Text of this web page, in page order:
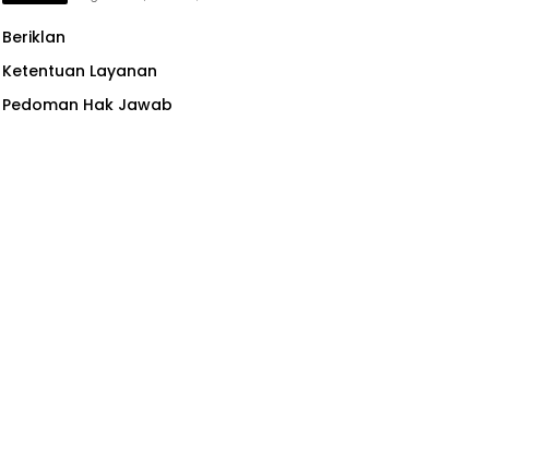
Beriklan
Ketentuan Layanan
Pedoman Hak Jawab